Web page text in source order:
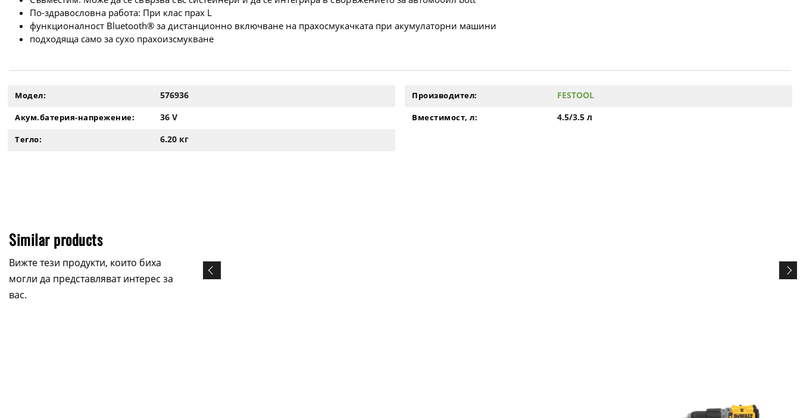
По-здравословна работа: При клас прах L
функционалност Вluetooth® за дистанционно включване на прахосмукачката при акумулаторни машини
подходяща само за сухо прахоизсмукване
Модел: 576936 Производител: FESTOOL
Акум.батерия-напрежение: 36 V Вместимост, л: 4.5/3.5 л
Тегло: 6.20 кг
Similar products
Вижте тези продукти, които биха
могли да представляват интерес за
вас.